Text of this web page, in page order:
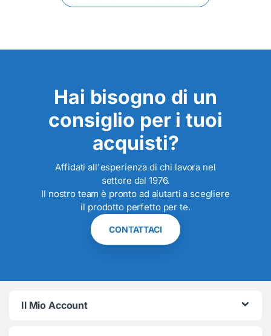
Hai bisogno di un
consiglio per i tuoi
acquisti?
Affidati all'esperienza di chi lavora nel
settore dal 1976.
Il nostro team è pronto ad aiutarti a scegliere
il prodotto perfetto per te.
CONTATTACI
Il Mio Account